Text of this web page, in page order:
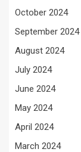
October 2024
September 2024
August 2024
July 2024
June 2024
May 2024
April 2024
March 2024